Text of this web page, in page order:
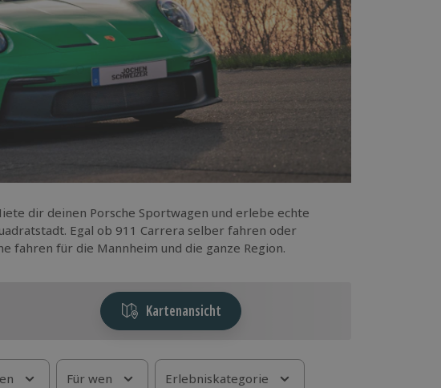
dir deinen Porsche Sportwagen und erlebe echte
Egal ob 911 Carrera selber fahren oder
fahren für die Mannheim und die ganze Region.
Kartenansicht
Für wen Erlebniskategorie